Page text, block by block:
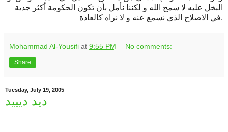
البخل عليه لا سمح الله و لكننا نأمل بأن تكون الحكومة أكثر جدية
في الاصلاح الذي نسمع عنه و لا نراه كالعادة.
Mohammad Al-Yousifi at 9:55 PM No comments:
Share
Tuesday, July 19, 2005
ديد ديييد